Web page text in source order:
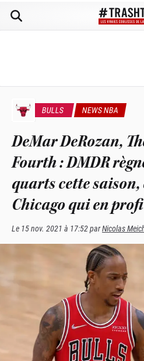
BULLS NEWS NBA
DeMar DeRozan,
Fourth : DMDR
quarts cette saison,
Chicago qui en
Le 15 nov. 2021 à 17:52parNicolas